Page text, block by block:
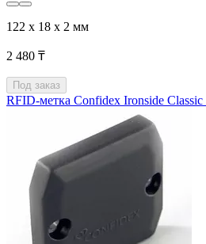
122 x 18 x 2 мм
2 480 ₸
Под заказ
RFID-метка Confidex Ironside